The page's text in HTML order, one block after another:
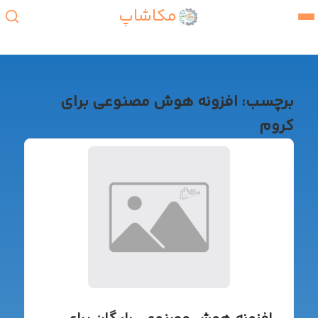
مکاشاپ
برچسب: افزونه هوش مصنوعی برای
کروم